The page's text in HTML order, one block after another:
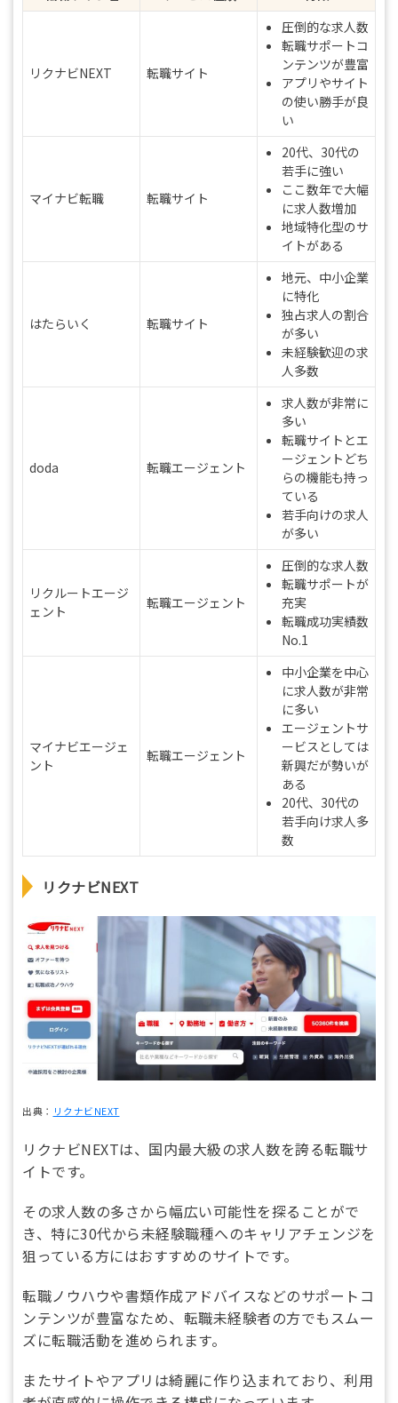
リクナビNEXT 転職サイト
圧倒的な求人数
転職サポートコ
ンテンツが豊富
アプリやサイト
の使い勝手が良
い
マイナビ転職 転職サイト
20代、30代の
若手に強い
ここ数年で大幅
に求人数増加
地域特化型のサ
イトがある
はたらいく 転職サイト
地元、中小企業
に特化
独占求人の割合
が多い
未経験歓迎の求
人多数
doda 転職エージェント
求人数が非常に
多い
転職サイトとエ
ージェントどち
らの機能も持っ
ている
若手向けの求人
が多い
リクルートエージ
ェント
転職エージェント
圧倒的な求人数
転職サポートが
充実
転職成功実績数
No.1
マイナビエージェ
ント
転職エージェント
中小企業を中心
に求人数が非常
に多い
エージェントサ
ービスとしては
新興だが勢いが
ある
20代、30代の
若手向け求人多
数
リクナビNEXT
出典： リクナビNEXT
リクナビNEXTは、国内最大級の求人数を誇る転職サ
イトです。
その求人数の多さから幅広い可能性を探ることがで
き、特に30代から未経験職種へのキャリアチェンジを
狙っている方にはおすすめのサイトです。
転職ノウハウや書類作成アドバイスなどのサポートコ
ンテンツが豊富なため、転職未経験者の方でもスムー
ズに転職活動を進められます。
またサイトやアプリは綺麗に作り込まれており、利用